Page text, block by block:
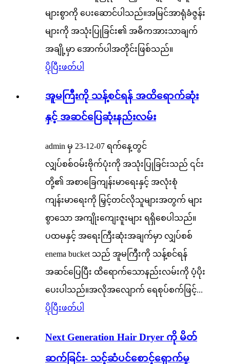
များစွာကို ပေးဆောင်ပါသည်။အမြင်အာရုံခံဇွန်း
များကို အသုံးပြုခြင်း၏ အဓိကအားသာချက်
အချို့မှာ အောက်ပါအတိုင်းဖြစ်သည်။
ပိုပြီးဖတ်ပါ
အူမကြီးကို သန့်စင်ရန် အထိရောက်ဆုံး
နှင့် အဆင်ပြေဆုံးနည်းလမ်း
admin မှ 23-12-07 ရက်နေ့တွင်
လျှပ်စစ်ဝမ်းဗိုက်ပုံးကို အသုံးပြုခြင်းသည် ၎င်း
တို့၏ အစာခြေကျန်းမာရေးနှင့် အလုံးစုံ
ကျန်းမာရေးကို မြှင့်တင်လိုသူများအတွက် များ
စွာသော အကျိုးကျေးဇူးများ ရရှိစေပါသည်။
ပထမနှင့် အရေးကြီးဆုံးအချက်မှာ လျှပ်စစ်
enema bucket သည် အူမကြီးကို သန့်စင်ရန်
အဆင်ပြေပြီး ထိရောက်သောနည်းလမ်းကို ပံ့ပိုး
ပေးပါသည်။အလိုအလျောက် ရေစုပ်စက်ဖြင့်...
ပိုပြီးဖတ်ပါ
Next Generation Hair Dryer ကို မိတ်
ဆက်ခြင်း- သင့်ဆံပင်စောင့်ရှောက်မှု